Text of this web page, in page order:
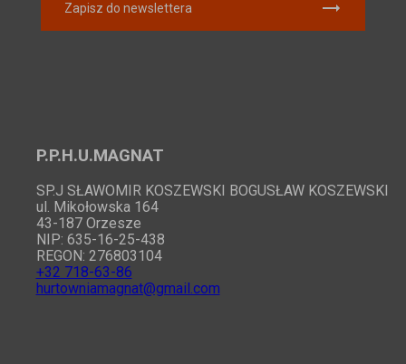
Zapisz do newslettera
P.P.H.U.MAGNAT
SP.J SŁAWOMIR KOSZEWSKI BOGUSŁAW KOSZEWSKI
ul. Mikołowska 164
43-187 Orzesze
NIP: 635-16-25-438
REGON: 276803104
+32 718-63-86
hurtowniamagnat@gmail.com